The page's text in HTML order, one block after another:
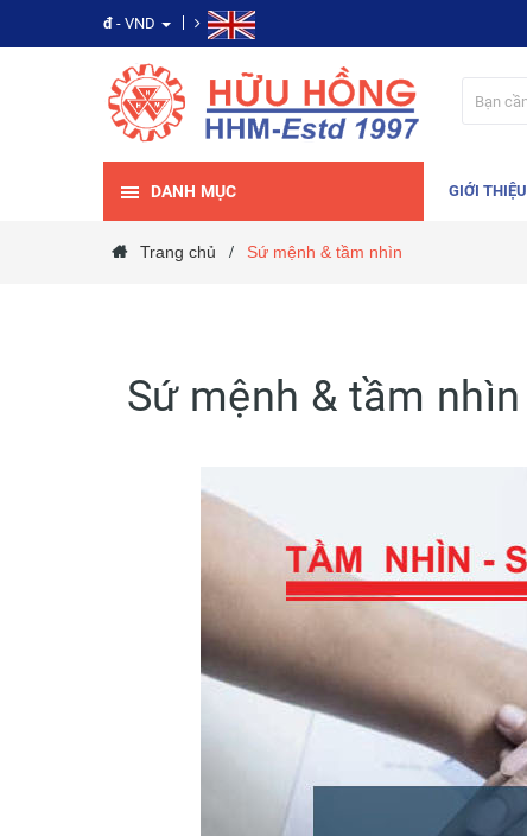
đ - VND
DANH MỤC GIỚI THIỆU
Trang chủ / Sứ mệnh & tầm nhìn
Sứ mệnh & tầm nhìn